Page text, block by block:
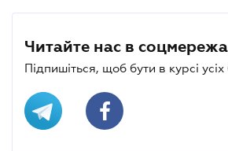
Читайте нас в
Підпишіться, щоб бути в курсі